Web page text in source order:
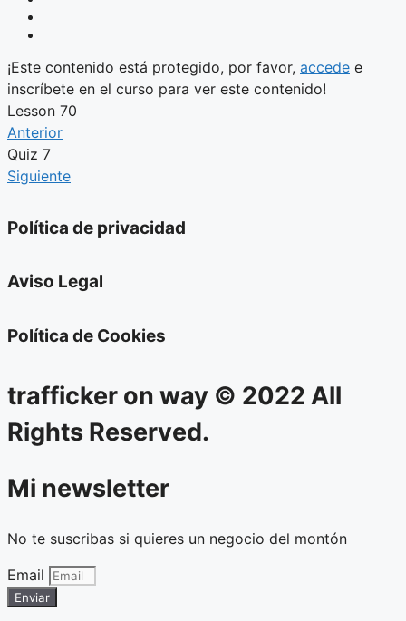
¡Este contenido está protegido, por favor, accede e
inscríbete en el curso para ver este contenido!
Lesson 70
Anterior
Quiz 7
Siguiente
Política de privacidad
Aviso Legal
Política de Cookies
trafficker on way © 2022 All
Rights Reserved.
Mi newsletter
No te suscribas si quieres un negocio del montón
Email
Enviar